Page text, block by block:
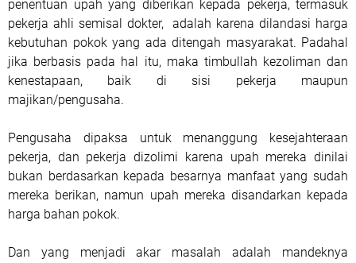
penentuan upah yang diberikan kepada pekerja, termasuk
pekerja ahli semisal dokter, adalah karena dilandasi harga
kebutuhan pokok yang ada ditengah masyarakat. Padahal
jika berbasis pada hal itu, maka timbullah kezoliman dan
kenestapaan, baik di sisi pekerja maupun
majikan/pengusaha.
Pengusaha dipaksa untuk menanggung kesejahteraan
pekerja, dan pekerja dizolimi karena upah mereka dinilai
bukan berdasarkan kepada besarnya manfaat yang sudah
mereka berikan, namun upah mereka disandarkan kepada
harga bahan pokok.
Dan yang menjadi akar masalah adalah mandeknya